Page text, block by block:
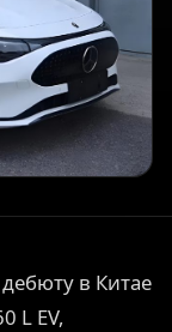
в Китае
L EV,